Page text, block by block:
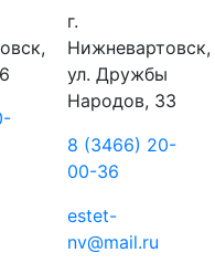
г.
Нижневартовск,
ул. Дружбы
Народов, 33
8 (3466) 20-
00-36
estet-
nv@mail.ru